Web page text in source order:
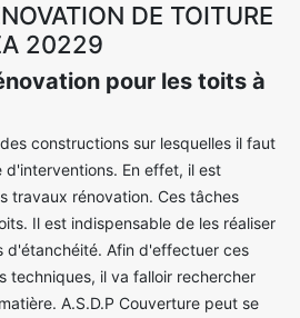
DE TOITURE
20229
pour les toits à
constructions sur lesquelles il faut
En effet, il est
travaux rénovation. Ces tâches
Il est indispensable de les réaliser
d'étanchéité. Afin d'effectuer ces
techniques, il va falloir rechercher
A.S.D.P Couverture peut se